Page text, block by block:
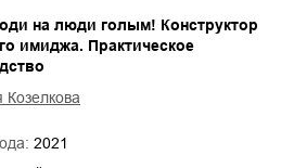
на люди голым! Конструктор
имиджа. Практическое
Козелкова
2021